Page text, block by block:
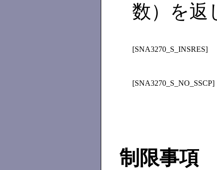
数）を返
[SNA3270_S_INSRES]
[SNA3270_S_NO_SSCP]
制限事項